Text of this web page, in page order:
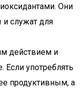
Они
служат для
действием и
Если употреблять
продуктивным, а